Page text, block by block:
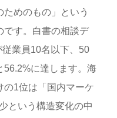
ためのもの」という
です。白書の相談デ
業員10名以下、50
56.2%に達します。海
の1位は「国内マーケ
という構造変化の中